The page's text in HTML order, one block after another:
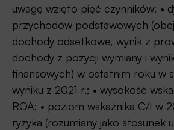
uwagę wzięto pięć czynników: •
przychodów podstawowych
dochody odsetkowe, wynik z
dochody z pozycji wymiany i
finansowych) w ostatnim roku w
wyniku z 2021 r.; • wysokość
ROA; • poziom wskaźnika C/I w
ryzyka (rozumiany jako stosunek